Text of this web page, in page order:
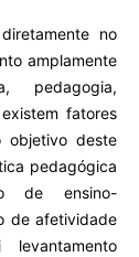
no
amplamente
pedagogia,
fatores
objetivo deste
pedagógica
de ensino-
de afetividade